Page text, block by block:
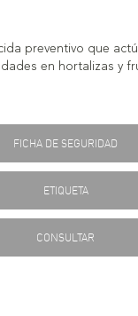
preventivo que
en hortalizas y
FICHA DE SEGURIDAD
ETIQUETA
CONSULTAR